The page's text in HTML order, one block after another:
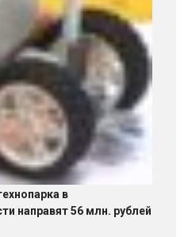
в
направят 56 млн. рублей